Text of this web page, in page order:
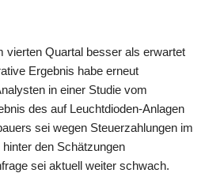
vierten Quartal besser als erwartet
Ergebnis habe erneut
in einer Studie vom
des auf Leuchtdioden-Anlagen
sei wegen Steuerzahlungen im
den Schätzungen
sei aktuell weiter schwach.